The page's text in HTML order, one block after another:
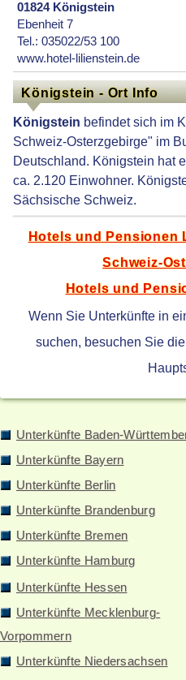
01824 Königstein
Ebenheit 7
Tel.: 035022/53 100
www.hotel-lilienstein.de
Königstein - Ort Info
Königstein befindet sich im
Schweiz-Osterzgebirge" im
Deutschland. Königstein hat
ca. 2.120 Einwohner.
Sächsische Schweiz.
Hotels und Pensionen
Schweiz-
Hotels und
Wenn Sie Unterkünfte in
suchen, besuchen Sie die
Unterkünfte Baden-
Unterkünfte Bayern
Unterkünfte Berlin
Unterkünfte Brandenburg
Unterkünfte Bremen
Unterkünfte Hamburg
Unterkünfte Hessen
Unterkünfte Mecklenburg-
Vorpommern
Unterkünfte Niedersachsen